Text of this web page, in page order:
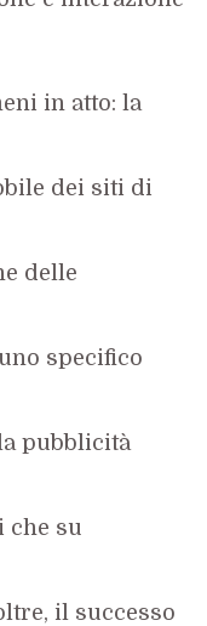
in atto: la
dei siti di
delle
specifico
pubblicità
che su
il successo